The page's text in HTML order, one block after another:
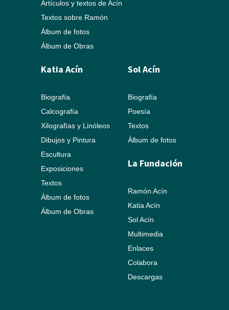
Artículos y textos de Acín
Textos sobre Ramón
Álbum de fotos
Álbum de Obras
Katia Acín
Biografía
Calcografía
Xilografías y Linóleos
Dibujos y Pintura
Escultura
Exposiciones
Textos
Álbum de fotos
Álbum de Obras
Sol Acín
Biografía
Poesía
Textos
Álbum de fotos
La Fundación
Ramón Acín
Katia Acín
Sol Acín
Multimedia
Enlaces
Colabora
Descargas